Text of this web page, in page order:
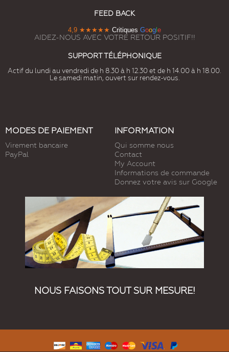
FEED BACK
4,9 ★★★★★ Critiques Goog e
AIDEZ-NOUS AVEC VOTRE RETOUR POSITIF!!
SUPPORT TÉLÉPHONIQUE
Actif du lundi au vendredi de h 8.30 à h 12.30 et de h 14.00 à h 18.00.
Le samedi matin, ouvert sur rendez-vous.
MODES DE PAIEMENT
Virement bancaire
PayPal
INFORMATION
Qui somme nous
Contact
My Account
Informations de commande
Donnez votre avis sur Google
NOUS FAISONS TOUT SUR MESURE!